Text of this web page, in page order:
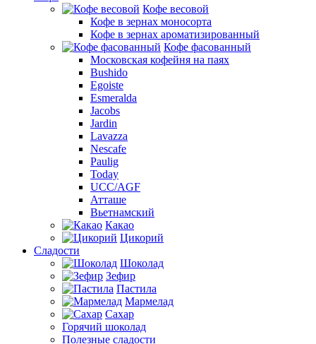
Кофе весовой
Кофе в зернах моносорта
Кофе в зернах ароматизированный
Кофе фасованный
Московская кофейня на паях
Bushido
Egoiste
Esmeralda
Jacobs
Jardin
Lavazza
Nescafe
Paulig
Today
UCC/AGF
Атташе
Вьетнамский
Какао
Цикорий
Сладости
Шоколад
Зефир
Пастила
Мармелад
Сахар
Горячий шоколад
Полезные сладости